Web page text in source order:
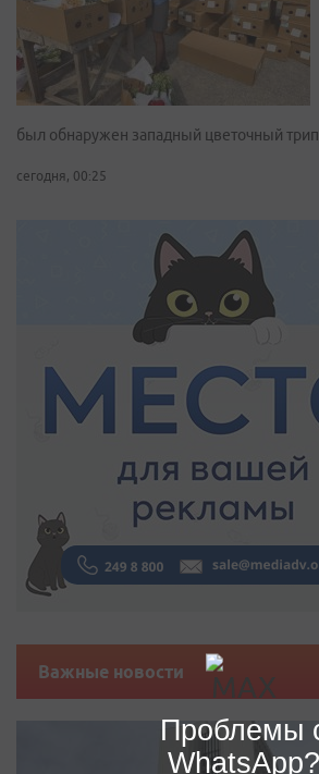
был обнаружен западный цветочный
сегодня, 00:25
Важные новости
Проблемы
WhatsApp?